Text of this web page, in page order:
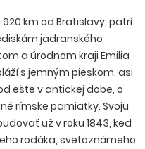
km od Bratislavy, patrí
jadranského
a úrodnom kraji Emilia
s jemným pieskom, asi
ešte v antickej dobe, o
rímske pamiatky. Svoju
už v roku 1843, keď
rodáka, svetoznámeho